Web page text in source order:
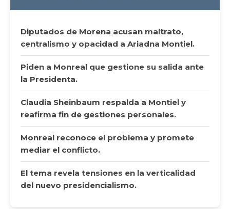
Diputados de Morena acusan maltrato,
centralismo y opacidad a Ariadna Montiel.
Piden a Monreal que gestione su salida ante
la Presidenta.
Claudia Sheinbaum respalda a Montiel y
reafirma fin de gestiones personales.
Monreal reconoce el problema y promete
mediar el conflicto.
El tema revela tensiones en la verticalidad
del nuevo presidencialismo.